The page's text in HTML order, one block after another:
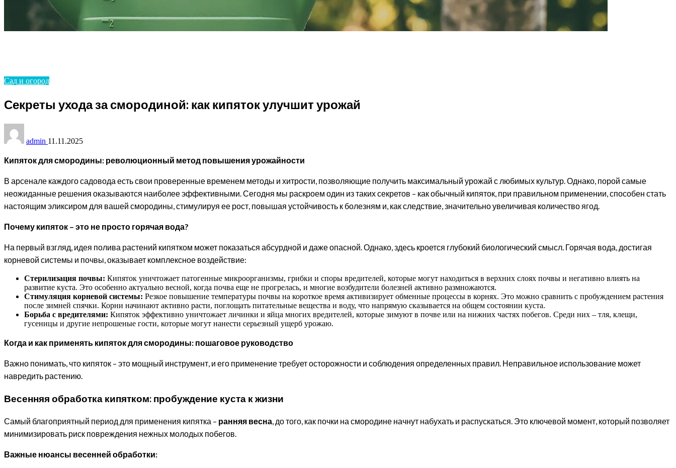
Сад и огород
Секреты ухода за смородиной: как кипяток улучшит урожай
admin 11.11.2025
Кипяток для смородины: революционный метод повышения урожайности
В арсенале каждого садовода есть свои проверенные временем методы и хитрости, позволяющие получить максимальный урожай с любимых культур. Однако, порой самые
неожиданные решения оказываются наиболее эффективными. Сегодня мы раскроем один из таких секретов – как обычный кипяток, при правильном применении, способен стать
настоящим эликсиром для вашей смородины, стимулируя ее рост, повышая устойчивость к болезням и, как следствие, значительно увеличивая количество ягод.
Почему кипяток – это не просто горячая вода?
На первый взгляд, идея полива растений кипятком может показаться абсурдной и даже опасной. Однако, здесь кроется глубокий биологический смысл. Горячая вода, достигая
корневой системы и почвы, оказывает комплексное воздействие:
Стерилизация почвы: Кипяток уничтожает патогенные микроорганизмы, грибки и споры вредителей, которые могут находиться в верхних слоях почвы и негативно влиять на
развитие куста. Это особенно актуально весной, когда почва еще не прогрелась, и многие возбудители болезней активно размножаются.
Стимуляция корневой системы: Резкое повышение температуры почвы на короткое время активизирует обменные процессы в корнях. Это можно сравнить с пробуждением растения
после зимней спячки. Корни начинают активно расти, поглощать питательные вещества и воду, что напрямую сказывается на общем состоянии куста.
Борьба с вредителями: Кипяток эффективно уничтожает личинки и яйца многих вредителей, которые зимуют в почве или на нижних частях побегов. Среди них – тля, клещи,
гусеницы и другие непрошеные гости, которые могут нанести серьезный ущерб урожаю.
Когда и как применять кипяток для смородины: пошаговое руководство
Важно понимать, что кипяток – это мощный инструмент, и его применение требует осторожности и соблюдения определенных правил. Неправильное использование может
навредить растению.
Весенняя обработка кипятком: пробуждение куста к жизни
Самый благоприятный период для применения кипятка – ранняя весна, до того, как почки на смородине начнут набухать и распускаться. Это ключевой момент, который позволяет
минимизировать риск повреждения нежных молодых побегов.
Важные нюансы весенней обработки: